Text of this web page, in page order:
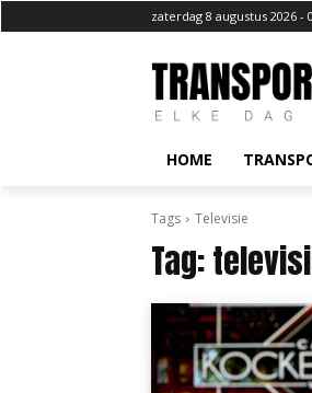
zaterdag 8 augustus 2026 -
HOME
Tags Televisie
Tag: